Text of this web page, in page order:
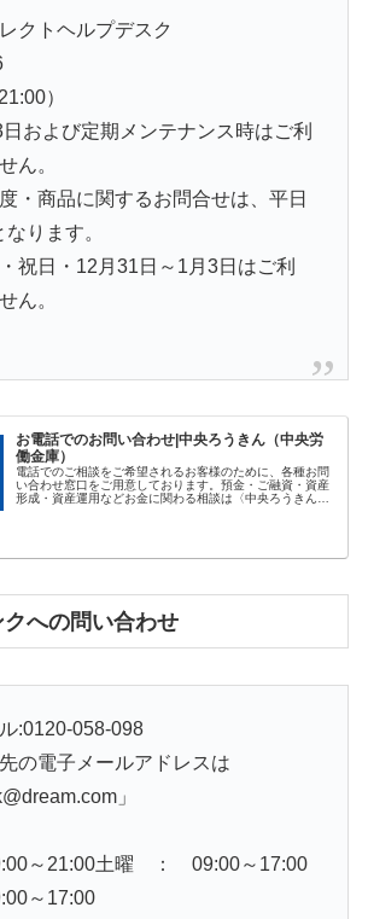
クトヘルプデスク
）
および定期メンテナンス時はご利
ん。
・商品に関するお問合せは、平日
ります。
祝日・12月31日～1月3日はご利
ん。
お電話でのお問い合わせ|中央ろうきん（中央労
働金庫）
電話でのご相談をご希望されるお客様のために、各種お問
い合わせ窓口をご用意しております。預金・ご融資・資産
形成・資産運用などお金に関わる相談は〈中央ろうきん〉
への問い合わせ
:0120-058-098
の電子メールアドレスは
」
～21:00土曜 ： 09:00～17:00
～17:00